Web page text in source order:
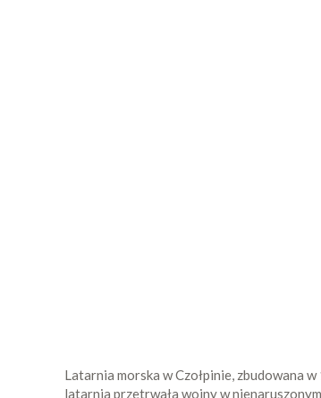
Latarnia morska w Czołpinie, zbudowana
latarnia przetrwała wojny w